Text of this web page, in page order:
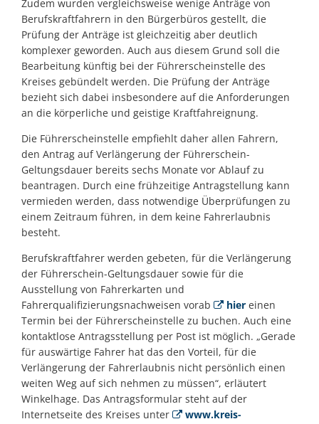
Zudem wurden vergleichsweise wenige Anträge von
Berufskraftfahrern in den Bürgerbüros gestellt, die
Prüfung der Anträge ist gleichzeitig aber deutlich
komplexer geworden. Auch aus diesem Grund soll die
Bearbeitung künftig bei der Führerscheinstelle des
Kreises gebündelt werden. Die Prüfung der Anträge
bezieht sich dabei insbesondere auf die Anforderungen
an die körperliche und geistige Kraftfahreignung.
Die Führerscheinstelle empfiehlt daher allen Fahrern,
den Antrag auf Verlängerung der Führerschein-
Geltungsdauer bereits sechs Monate vor Ablauf zu
beantragen. Durch eine frühzeitige Antragstellung kann
vermieden werden, dass notwendige Überprüfungen zu
einem Zeitraum führen, in dem keine Fahrerlaubnis
besteht.
Berufskraftfahrer werden gebeten, für die Verlängerung
der Führerschein-Geltungsdauer sowie für die
Ausstellung von Fahrerkarten und
Fahrerqualifizierungsnachweisen vorab
hier einen
Termin bei der Führerscheinstelle zu buchen. Auch eine
kontaktlose Antragsstellung per Post ist möglich. „Gerade
für auswärtige Fahrer hat das den Vorteil, für die
Verlängerung der Fahrerlaubnis nicht persönlich einen
weiten Weg auf sich nehmen zu müssen“, erläutert
Winkelhage. Das Antragsformular steht auf der
Internetseite des Kreises unter
www.kreis-